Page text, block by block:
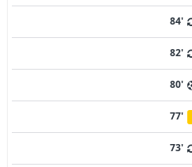
84'
82'
80'
77'
73'